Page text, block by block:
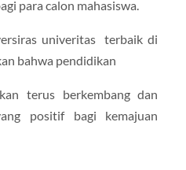
para calon mahasiswa.
univeritas terbaik di
bahwa pendidikan
terus berkembang dan
positif bagi kemajuan